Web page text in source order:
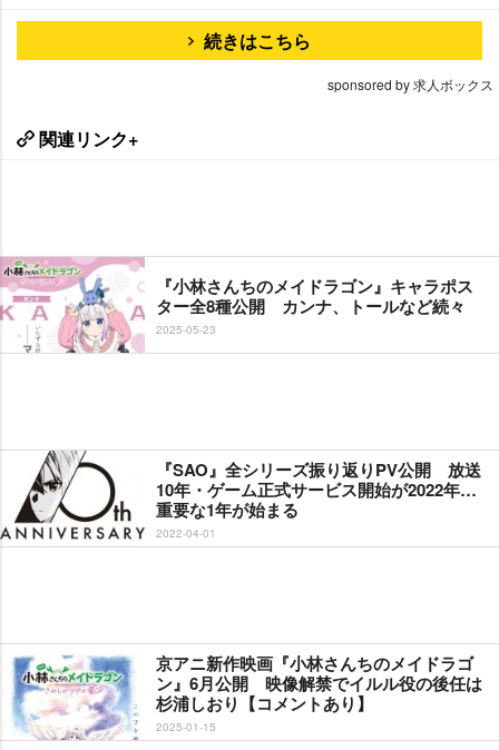
続きはこちら
sponsored by 求人ボックス
関連リンク+
『小林さんちのメイドラゴン』キャラポス
ター全8種公開 カンナ、トールなど続々
2025-05-23
『SAO』全シリーズ振り返りPV公開 放送
10年・ゲーム正式サービス開始が2022年…
重要な1年が始まる
2022-04-01
京アニ新作映画『小林さんちのメイドラゴ
ン』6月公開 映像解禁でイルル役の後任は
杉浦しおり【コメントあり】
2025-01-15